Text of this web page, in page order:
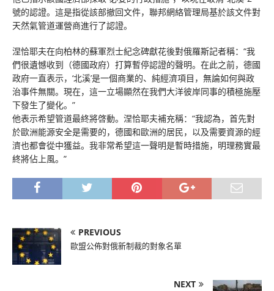
號的認證。這是指從該部撤回文件，聯邦網絡管理局基於該文件對
天然氣管道運營商進行了認證。
涅恰耶夫在向柏林的蘇軍烈士紀念碑獻花後對俄羅斯記者稱：“我
們很遺憾收到（德國政府）打算暫停認證的聲明。在此之前，德國
政府一直表示，‘北溪’是一個商業的、純經濟項目，無論如何與政
治事件無關。現在，這一立場顯然在我們大洋彼岸同事的積極施壓
下發生了變化。”
他表示希望管道最終將啓動。涅恰耶夫補充稱：“我認為，首先對
於歐洲能源安全是需要的，德國和歐洲的居民，以及需要資源的經
濟也都會從中獲益。我非常希望這一聲明是暫時措施，明理務實最
終將佔上風。”
PREVIOUS
歐盟公佈對俄新制裁的對象名單
NEXT